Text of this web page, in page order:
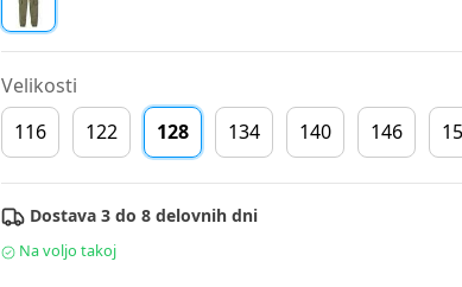
Velikosti
116
122 128 134 140 146
Dostava 3 do 8 delovnih dni
Na voljo takoj